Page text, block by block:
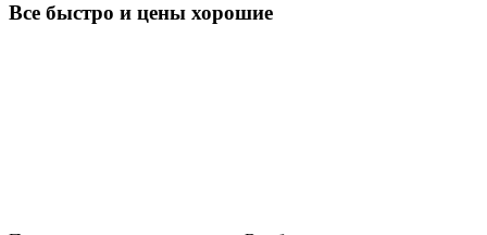
Все быстро и цены хорошие